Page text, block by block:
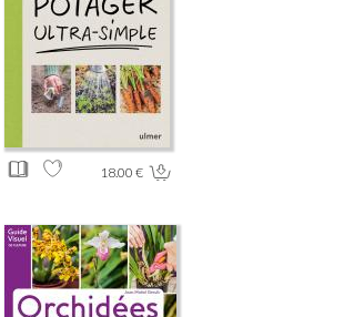
18.00 €